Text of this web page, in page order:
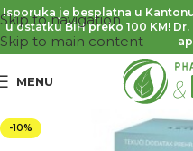
Skip to navigation
Skip to main content
Isporuka je besplatna u
u ostatku BiH preko 100 KM!
MENU
-10%